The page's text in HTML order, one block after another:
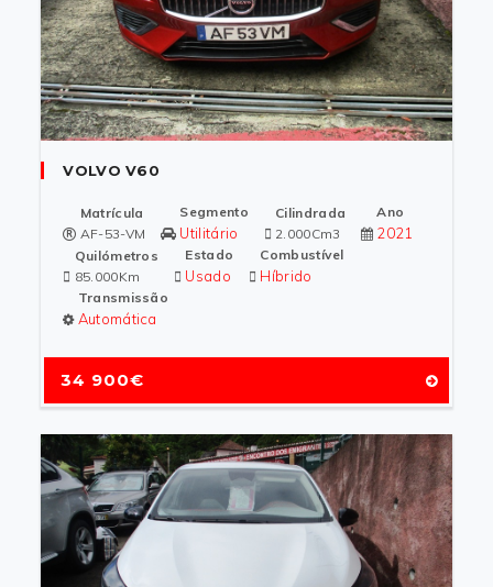
VOLVO V60
Matrícula
AF-53-VM
Segmento
Utilitário
Cilindrada
2.000Cm3
Ano
2021
Quilómetros
85.000Km
Estado
Usado
Combustível
Híbrido
Transmissão
Automática
34 900€